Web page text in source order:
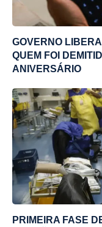
GOVERNO
QUEM FOI
ANIVERSÁRIO
PRIMEIRA FASE